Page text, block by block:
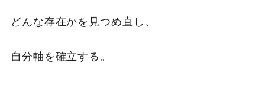
どんな存在かを見つめ直し、
自分軸を確立する。